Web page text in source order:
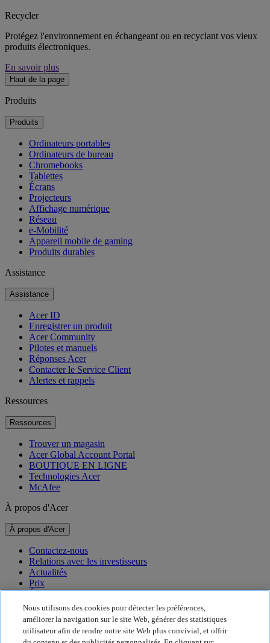
Recycler
Protégez l'environnement en échangeant ou en recyclant vos vieux
produits électroniques.
En savoir plus
Haut de la page
Produits
Produits
Ordinateurs portables
Ordinateurs de bureau
Chromebooks
Tablettes
Écrans
Projecteurs
Affichage numérique
Réseau
e-Mobilité
Appareil mobile de gaming
Produits durables
Assistance
Assistance
Acer ID
Enregistrer un produit
Acer Community
Pilotes et manuels
Réponses Acer
Contacter le Service Client
Alertes et rappels
Ressources
Ressources
Trouver un magasin
Acer Global Account Portal
BOUTIQUE EN LIGNE
Technologies Acer
McAfee
À propos d'Acer
À propos d'Acer
Contactez-nous
Relations avec les investisseurs
Actualités
Prix
Événements
Développement durable
Développement durable
Nous utilisons des cookies pour détecter les préférences,
améliorer la navigation sur le site Web, générer des statistiques
utilisateur afin de rendre notre site Web plus convivial, et offrir